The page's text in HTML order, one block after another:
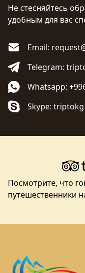
Не стесняйтесь
удобным для вас
Email:
Telegram:
Whatsapp:
Skype: triptokg
Посмотрите, что
путешественники